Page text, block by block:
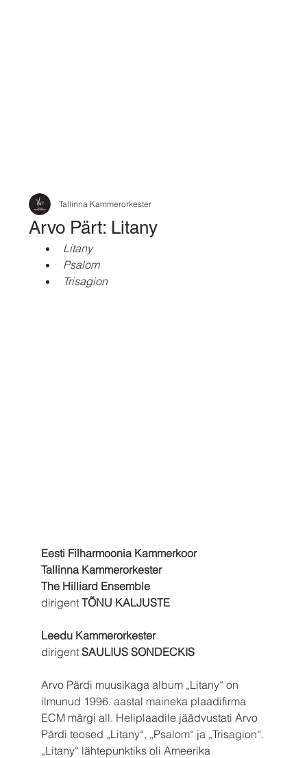
Arvo Pärt: Litany
Tallinna Kammerorkester
Litany
Psalom
Trisagion
Eesti Filharmoonia Kammerkoor
Tallinna Kammerorkester
The Hilliard Ensemble
dirigent TÕNU KALJUSTE
Leedu Kammerorkester
dirigent SAULIUS SONDECKIS
Arvo Pärdi muusikaga album „Litany“ on
ilmunud 1996. aastal maineka plaadifirma
ECM märgi all. Heliplaadile jäädvustati Arvo
Pärdi teosed „Litany“, „Psalom“ ja „Trisagion“.
„Litany“ lähtepunktiks oli Ameerika